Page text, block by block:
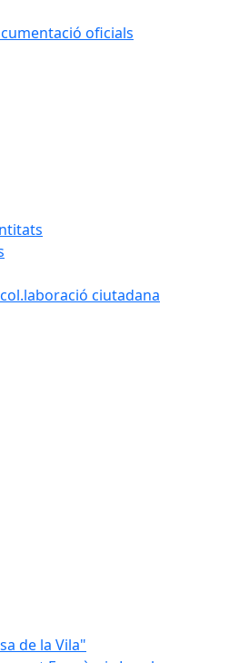
oficials
ciutadana
de la Vila"